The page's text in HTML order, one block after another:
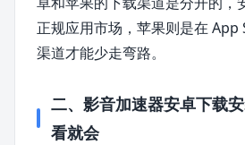
正规应用市场，苹果则是在
渠道才能少走弯路。
二、影音加速器安卓下载
看就会